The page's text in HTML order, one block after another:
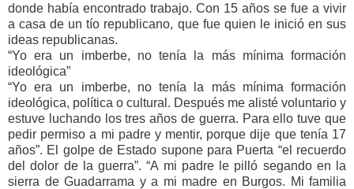
donde había encontrado trabajo. Con 15 años se fue a vivir
a casa de un tío republicano, que fue quien le inició en sus
ideas republicanas.
“Yo era un imberbe, no tenía la más mínima formación
ideológica”
“Yo era un imberbe, no tenía la más mínima formación
ideológica, política o cultural. Después me alisté voluntario y
estuve luchando los tres años de guerra. Para ello tuve que
pedir permiso a mi padre y mentir, porque dije que tenía 17
años”. El golpe de Estado supone para Puerta “el recuerdo
del dolor de la guerra”. “A mi padre le pilló segando en la
sierra de Guadarrama y a mi madre en Burgos. Mi familia